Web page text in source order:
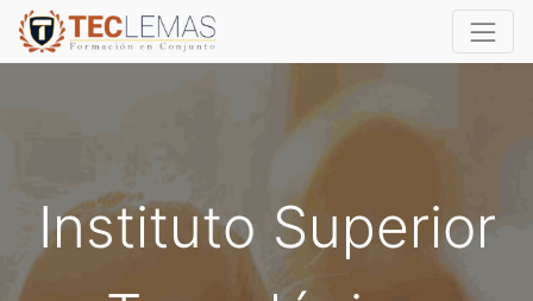
Instituto Superior